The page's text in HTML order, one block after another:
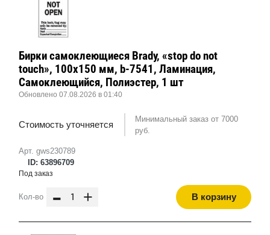
Арт. gws230789
ID: 63896709
Бирки самоклеющиеся Brady, «stop do not
touch», 100x150 мм, b-7541, Ламинация,
Самоклеющийся, Полиэстер, 1 шт
Обновлено 07.08.2026 в 01:40
Стоимость уточняется
Минимальный заказ от 7000
руб.
Под заказ
Кол-во - + В корзину